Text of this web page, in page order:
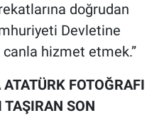
doğrudan
Devletine
hizmet etmek.”
FOTOĞRAFI
SON